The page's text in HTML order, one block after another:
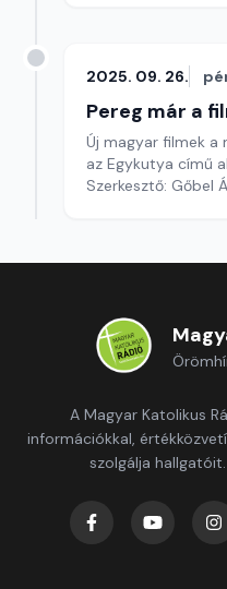
2025. 09. 26.
Pereg már a
Új magyar filmek a
az Egykutya című
Szerkesztő: Gőbel
A Magyar Katolikus
információkkal,
szolgálja